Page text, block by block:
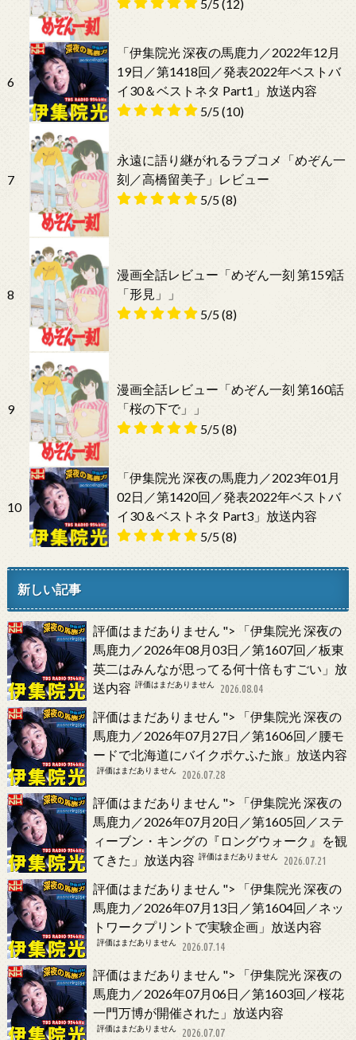
5/5(12)
6
「伊集院光 深夜の馬鹿力／2022年12月
19日／第1418回／発表2022年ベストバ
イ30＆ベストネタ Part1」放送内容
5/5(10)
7
永遠に語り継がれるラブコメ「めぞん一
刻／高橋留美子」レビュー
5/5(8)
8
漫画全話レビュー「めぞん一刻 第159話
「形見」」
5/5(8)
9
漫画全話レビュー「めぞん一刻 第160話
「桜の下で」」
5/5(8)
10
「伊集院光 深夜の馬鹿力／2023年01月
02日／第1420回／発表2022年ベストバ
イ30＆ベストネタ Part3」放送内容
5/5(8)
新しい記事
評価はまだありません ">
「伊集院光 深夜の
馬鹿力／2026年08月03日／第1607回／板東
英二はみんなが思ってる何十倍もすごい」放
送内容 評価はまだありません 2026.08.04
評価はまだありません ">
「伊集院光 深夜の
馬鹿力／2026年07月27日／第1606回／腰モ
ードで北海道にバイクポケふた旅」放送内容
評価はまだありません 2026.07.28
評価はまだありません ">
「伊集院光 深夜の
馬鹿力／2026年07月20日／第1605回／ステ
ィーブン・キングの『ロングウォーク』を観
てきた」放送内容 評価はまだありません 2026.07.21
評価はまだありません ">
「伊集院光 深夜の
馬鹿力／2026年07月13日／第1604回／ネッ
トワークプリントで実験企画」放送内容
評価はまだありません 2026.07.14
評価はまだありません ">
「伊集院光 深夜の
馬鹿力／2026年07月06日／第1603回／桜花
一門万博が開催された」放送内容
評価はまだありません 2026.07.07